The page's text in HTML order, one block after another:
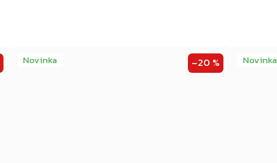
Novinka –20 % Novinka